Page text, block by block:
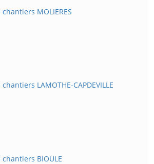
MOLIERES
LAMOTHE-CAPDEVILLE
BIOULE